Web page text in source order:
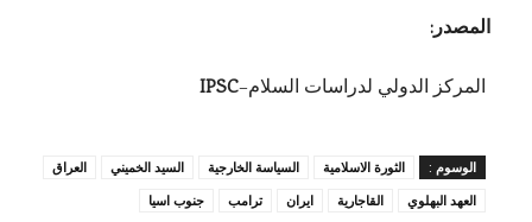
المصدر:
المركز الدولي لدراسات السلام–IPSC
الوسوم : الثورة الاسلامية السياسة الخارجية السيد الخميني
العراق
العهد البهلوي
القاجارية ايران ترامب جنوب اسيا